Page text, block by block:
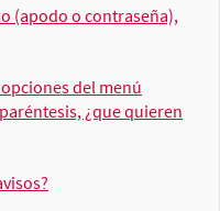
(apodo o contraseña),
del menú
¿que quieren